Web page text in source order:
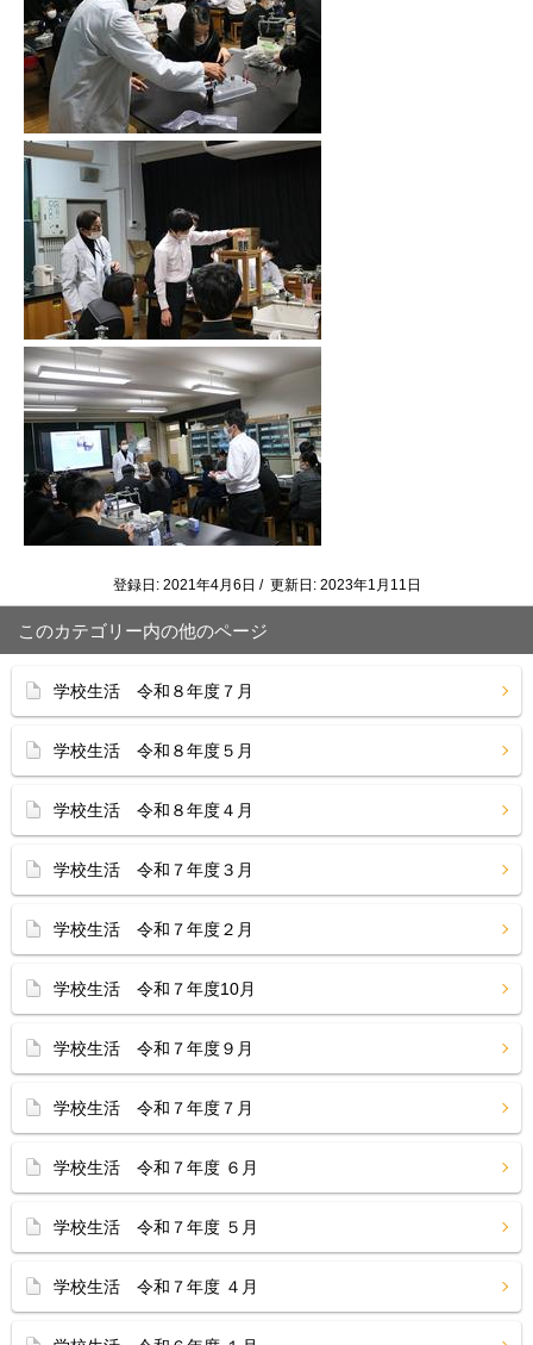
登録日: 2021年4月6日 / 更新日: 2023年1月11日
このカテゴリー内の他のページ
学校生活 令和８年度７月
学校生活 令和８年度５月
学校生活 令和８年度４月
学校生活 令和７年度３月
学校生活 令和７年度２月
学校生活 令和７年度10月
学校生活 令和７年度９月
学校生活 令和７年度７月
学校生活 令和７年度 ６月
学校生活 令和７年度 ５月
学校生活 令和７年度 ４月